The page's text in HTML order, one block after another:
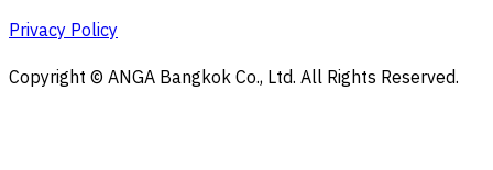
Privacy Policy
Copyright © ANGA Bangkok Co., Ltd. All Rights Reserved.